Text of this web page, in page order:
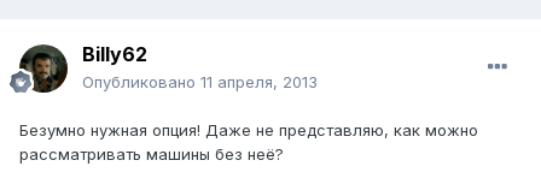
Billy62
Опубликовано 11 апреля, 2013
Безумно нужная опция! Даже не представляю, как можно
рассматривать машины без неё?